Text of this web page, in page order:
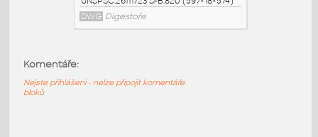
03B 997x574S:
Dvířka 03B 03B_997x574S
UNSPSC:26111723 SfB:820 (997×18×574)
Komentáře:
Nejste přihlášeni - nelze připojit komentáře
bloků